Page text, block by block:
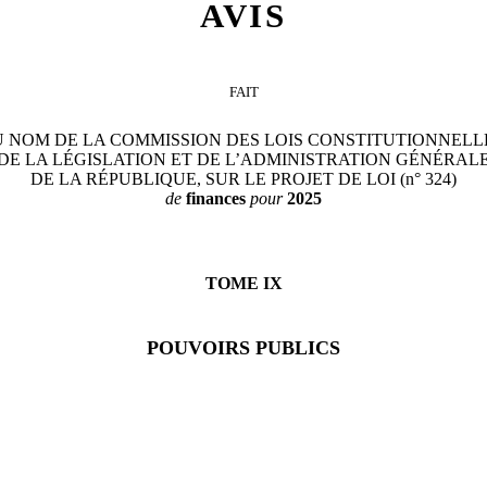
AVIS
FAIT
NOM DE LA COMMISSION DES LOIS
LA LÉGISLATION ET DE L’ADMINISTRATION
DE LA RÉPUBLIQUE, SUR LE PROJET DE LOI (n° 324)
de finances pour2025
TOME IX
POUVOIRS PUBLICS